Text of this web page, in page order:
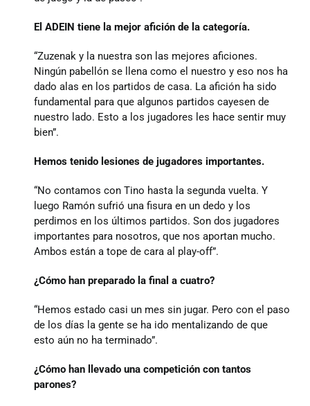
El ADEIN tiene la mejor afición de la categoría.
“Zuzenak y la nuestra son las mejores aficiones.
Ningún pabellón se llena como el nuestro y eso nos ha
dado alas en los partidos de casa. La afición ha sido
fundamental para que algunos partidos cayesen de
nuestro lado. Esto a los jugadores les hace sentir muy
bien”.
Hemos tenido lesiones de jugadores importantes.
“No contamos con Tino hasta la segunda vuelta. Y
luego Ramón sufrió una fisura en un dedo y los
perdimos en los últimos partidos. Son dos jugadores
importantes para nosotros, que nos aportan mucho.
Ambos están a tope de cara al play-off”.
¿Cómo han preparado la final a cuatro?
“Hemos estado casi un mes sin jugar. Pero con el paso
de los días la gente se ha ido mentalizando de que
esto aún no ha terminado”.
¿Cómo han llevado una competición con tantos
parones?